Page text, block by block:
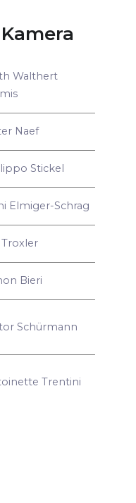
Walthert
Naef
Stickel
Elmiger-Schrag
Troxler
Bieri
Schürmann
Trentini